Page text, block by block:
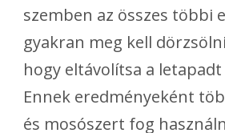
szemben az összes többi
gyakran meg kell
hogy eltávolítsa a
Ennek eredményeként
és mosószert fog